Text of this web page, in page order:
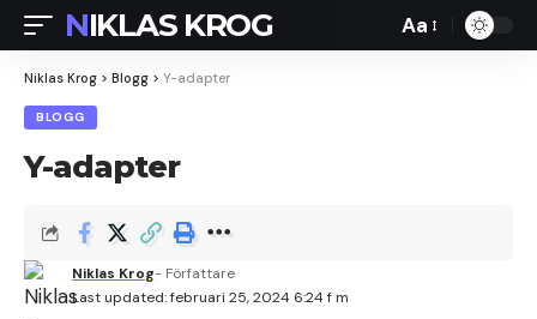
NIKLAS KROG
Font
Aa
Niklas Krog > Blogg > Y-adapter
BLOGG
Y-adapter
Last updated: februari 25, 2024 6:24 f m
Niklas Krog- Författare